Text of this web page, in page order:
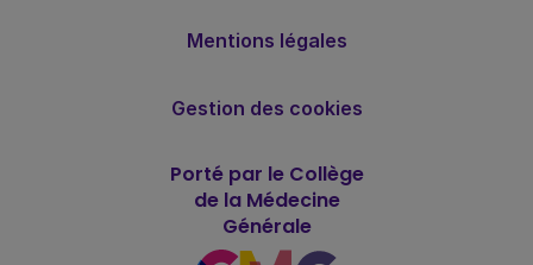
Mentions légales
Gestion des cookies
Porté par le Collège
de la Médecine
Générale